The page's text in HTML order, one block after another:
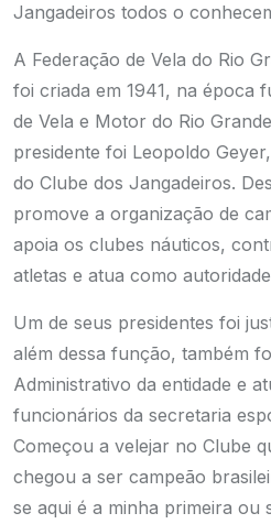
Jangadeiros todos o
A Federação de Vela do Rio
foi criada em 1941, na época
de Vela e Motor do Rio
presidente foi Leopoldo
do Clube dos Jangadeiros.
promove a organização de
apoia os clubes náuticos,
atletas e atua como
Um de seus presidentes foi
além dessa função, também
Administrativo da entidade e
funcionários da secretaria
Começou a velejar no Clube
chegou a ser campeão
se aqui é a minha primeira ou